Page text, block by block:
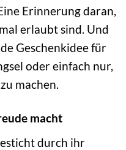
Erinnerung daran,
erlaubt sind. Und
Geschenkidee für
oder einfach nur,
machen.
macht
durch ihr